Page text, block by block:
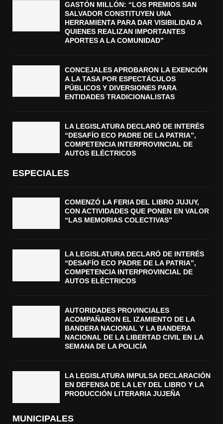
GASTÓN MILLÓN: “LOS PREMIOS SAN
SALVADOR CONSTITUYEN UNA
HERRAMIENTA PARA DAR VISIBILIDAD A
QUIENES REALIZAN IMPORTANTES
APORTES A LA COMUNIDAD”
CONCEJALES APROBARON LA EXENCIÓN
A LA TASA POR ESPECTÁCULOS
PÚBLICOS Y DIVERSIONES PARA
ENTIDADES TRADICIONALISTAS
LA LEGISLATURA DECLARÓ DE INTERÉS
“DESAFÍO ECO PADRE DE LA PATRIA”,
COMPETENCIA INTERPROVINCIAL DE
AUTOS ELÉCTRICOS
ESPECIALES
COMENZÓ LA FERIA DEL LIBRO JUJUY,
CON ACTIVIDADES QUE PONEN EN VALOR
“LAS MEMORIAS COLECTIVAS”
LA LEGISLATURA DECLARÓ DE INTERÉS
“DESAFÍO ECO PADRE DE LA PATRIA”,
COMPETENCIA INTERPROVINCIAL DE
AUTOS ELÉCTRICOS
AUTORIDADES PROVINCIALES
ACOMPAÑARON EL IZAMIENTO DE LA
BANDERA NACIONAL Y LA BANDERA
NACIONAL DE LA LIBERTAD CIVIL EN LA
SEMANA DE LA POLICÍA
LA LEGISLATURA IMPULSA DECLARACIÓN
EN DEFENSA DE LA LEY DEL LIBRO Y LA
PRODUCCIÓN LITERARIA JUJEÑA
MUNICIPALES